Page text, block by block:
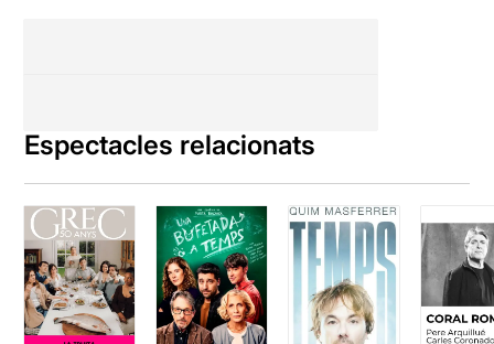
Espectacles relacionats